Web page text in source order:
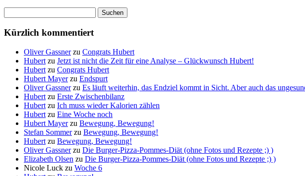
nach:
Kürzlich kommentiert
Oliver Gassnerzu Congrats Hubert
Hubert zu Jetzt ist nicht die Zeit für eine Analyse – Glückwunsch Hubert!
Hubert zu Congrats Hubert
Hubert Mayerzu Endspurt
Oliver Gassnerzu Es läuft weiterhin, das Endziel kommt in Sicht. Aber auch das
Hubert zu Erste Zwischenbilanz
Hubert zu Ich muss wieder Kalorien zählen
Hubert zu Eine Woche noch
Hubert Mayerzu Bewegung, Bewegung!
Stefan Sommerzu Bewegung, Bewegung!
Hubert zu Bewegung, Bewegung!
Oliver Gassnerzu Die Burger-Pizza-Pommes-Diät (ohne Fotos und Rezepte ;) )
Elizabeth Olsen zu Die Burger-Pizza-Pommes-Diät (ohne Fotos und Rezepte ;) )
Nicole Luck zu Woche 6